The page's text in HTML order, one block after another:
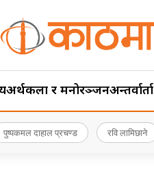
अर्थकला र मनोरञ्जनअन्तर्वार्ता
पुष्पकमल दाहाल प्रचण्ड रवि लामिछाने